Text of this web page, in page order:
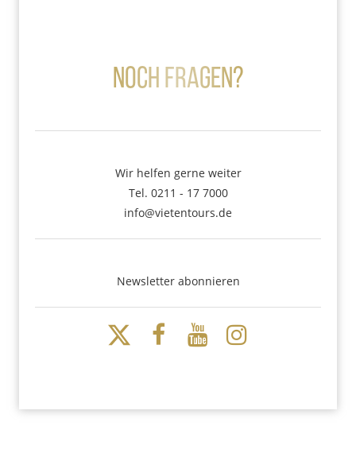
Noch Fragen?
Wir helfen gerne weiter
Tel. 0211 - 17 7000
info@vietentours.de
Newsletter abonnieren